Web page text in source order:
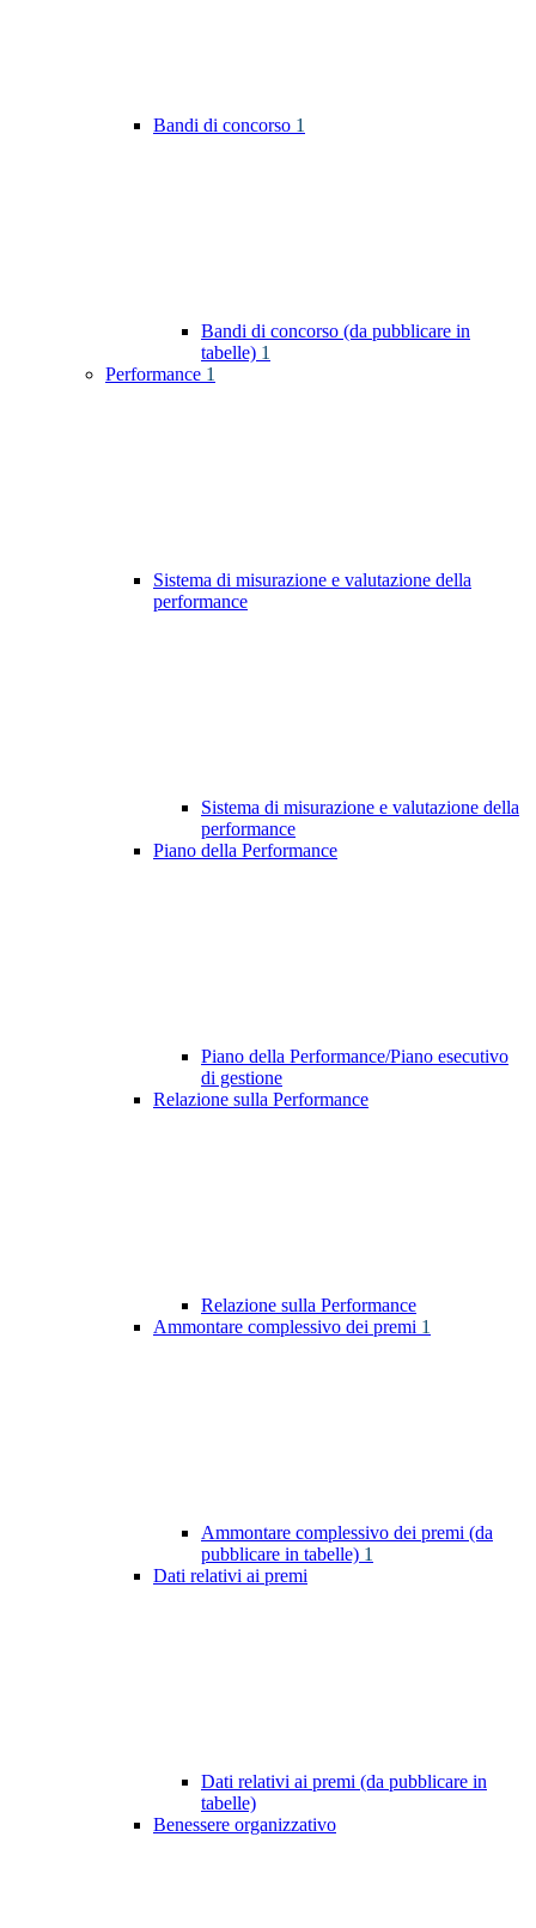
Bandi di concorso 1
Bandi di concorso (da pubblicare in
tabelle) 1
Performance 1
Sistema di misurazione e valutazione della
performance
Sistema di misurazione e valutazione della
performance
Piano della Performance
Piano della Performance/Piano esecutivo
di gestione
Relazione sulla Performance
Relazione sulla Performance
Ammontare complessivo dei premi 1
Ammontare complessivo dei premi (da
pubblicare in tabelle) 1
Dati relativi ai premi
Dati relativi ai premi (da pubblicare in
tabelle)
Benessere organizzativo